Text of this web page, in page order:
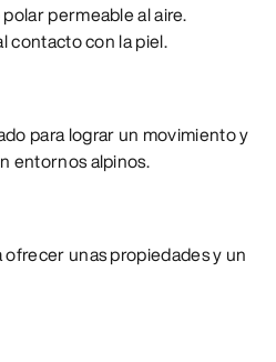
permeable al aire.
contacto con la piel.
para lograr un movimiento y
entornos alpinos.
unas propiedades y un